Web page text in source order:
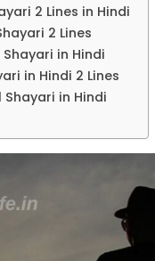
2 Lines in Hindi
2 Lines
in Hindi
in Hindi 2 Lines
in Hindi